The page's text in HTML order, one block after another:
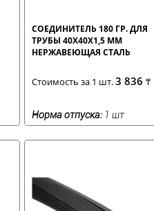
СОЕДИНИТЕЛЬ 180 ГР. ДЛЯ
ТРУБЫ 40X40X1,5 ММ
НЕРЖАВЕЮЩАЯ СТАЛЬ
Стоимость за 1 шт.3 836 ₸
Норма отпуска:1 шт